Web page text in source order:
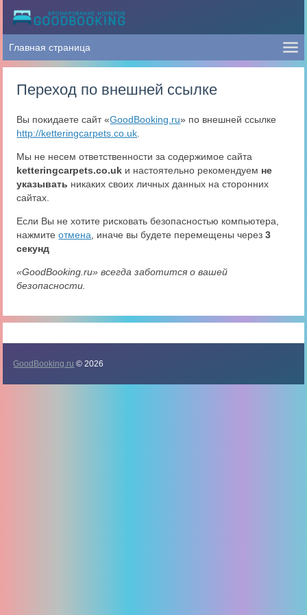
Переход по внешней ссылке
Вы покидаете сайт «GoodBooking.ru» по внешней ссылке
http://ketteringcarpets.co.uk
Мы не несем ответственности за содержимое сайта
ketteringcarpets.co.uk и настоятельно рекомендуем не
указывать никаких своих личных данных на сторонних
сайтах.
Если Вы не хотите рисковать безопасностью компьютера,
нажмитеотмена , иначе вы будете перемещены через3
секунд
«GoodBooking.ru» всегда заботится о вашей
безопасности.
GoodBooking.ru © 2026